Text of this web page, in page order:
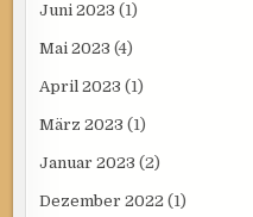
Juni 2023 (1)
Mai 2023 (4)
April 2023 (1)
März 2023 (1)
Januar 2023 (2)
Dezember 2022 (1)